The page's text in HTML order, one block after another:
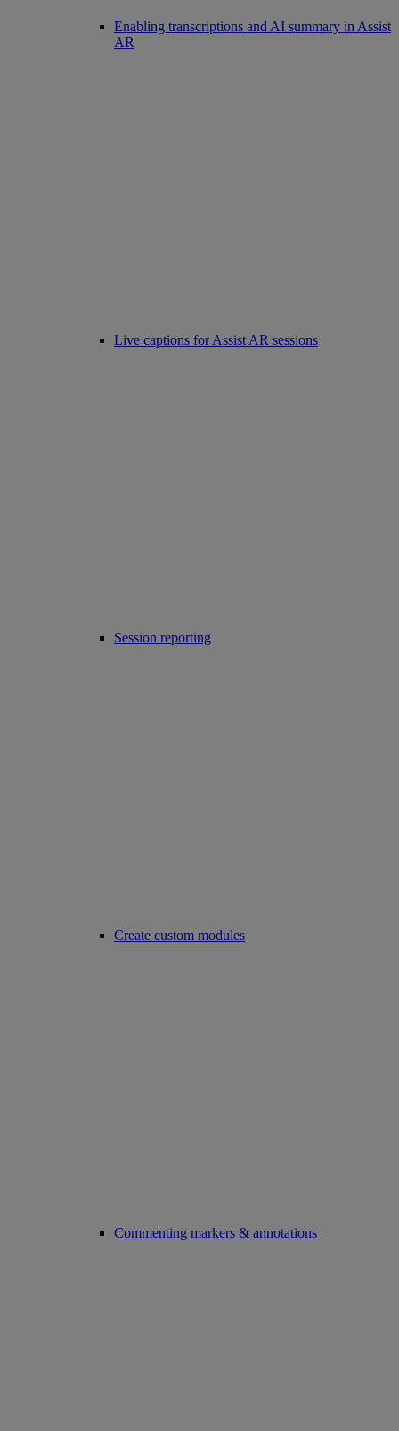
Enabling transcriptions and AI summary in Assist
AR
Live captions for Assist AR sessions
Session reporting
Create custom modules
Commenting markers & annotations